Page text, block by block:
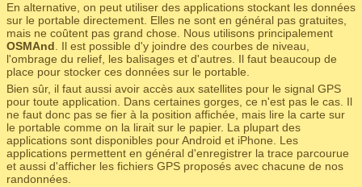
En alternative, on peut utiliser des applications stockant les données
sur le portable directement. Elles ne sont en général pas gratuites,
mais ne coûtent pas grand chose. Nous utilisons principalement
OSMAnd . Il est possible d'y joindre des courbes de niveau,
l'ombrage du relief, les balisages et d'autres. Il faut beaucoup de
place pour stocker ces données sur le portable.
Bien sûr, il faut aussi avoir accès aux satellites pour le signal GPS
pour toute application. Dans certaines gorges, ce n'est pas le cas. Il
ne faut donc pas se fier à la position affichée, mais lire la carte sur
le portable comme on la lirait sur le papier. La plupart des
applications sont disponibles pour Android et iPhone. Les
applications permettent en général d'enregistrer la trace parcourue
et aussi d'afficher les fichiers GPS proposés avec chacune de nos
randonnées.